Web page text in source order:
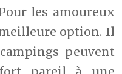
les amoureux
option. Il
peuvent